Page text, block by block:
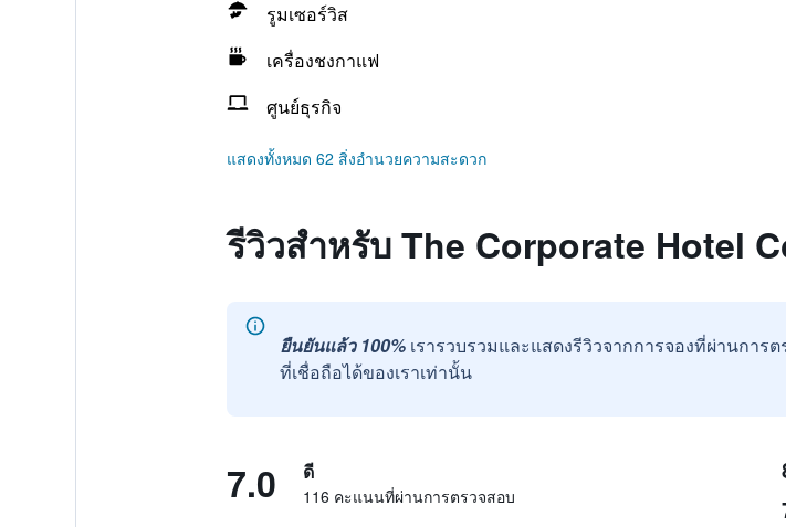
รูมเซอร์วิส
เครื่องชงกาแฟ
ศูนย์ธุรกิจ
แสดงทั้งหมด 62 สิ่งอำนวยความสะดวก
รีวิวสำหรับ The Corporate Hotel
ยืนยันแล้ว 100% เรารวบรวมและแสดงรีวิวจากการจองที่ผ่านการ
ที่เชื่อถือได้ของเราเท่านั้น
7.0 ดี
116 คะแนนที่ผ่านการตรวจสอบ